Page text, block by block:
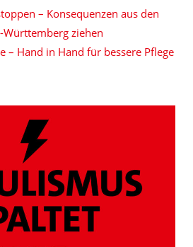
– Konsequenzen aus den
ziehen
– Hand in Hand für bessere Pflege